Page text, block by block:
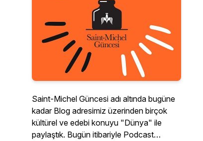
Saint-Michel Güncesi adı altında bugüne
kadar Blog adresimiz üzerinden birçok
kültürel ve edebi konuyu "Dünya" ile
paylaştık. Bugün itibariyle Podcast